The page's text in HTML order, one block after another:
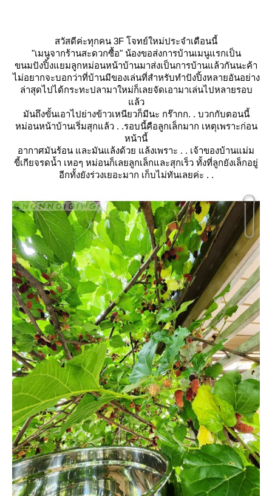
สวัสดีค่ะทุกคน 3F โจทย์ใหม่ประจำเดือนนี้
"เมนูจากร้านสะดวกซื้อ" น้องขอส่งการบ้านเมนูแรกเป็น
ขนมปังปิ้งแยมลูกหม่อนหน้าบ้านมาส่งเป็นการบ้านแล้วกันนะค้า
ไม่อยากจะบอกว่าที่บ้านมีของเล่นที่สำหรับทำปังปิ้งหลายอันอย่าง
ล่าสุดไปได้กระทะปลามาใหม่ก็เลยจัดเอามาเล่นไปหลายรอบ
ล้ว
มันถึงขั้นเอาไปย่างข้าวเหนียวก็มีนะ กร๊ากก. . บวกกับตอนนี้
หม่อนหน้าบ้านเริ่มสุกแล้ว . .รอบนี้คือลูกเล็กมาก เหตุเพราะก่อน
หน้านี้
อากาศมันร้อน และมันแล้งด้วย แล้งเพราะ . . เจ้าของบ้านแม่ม
ขี้เกียจรดน้ำ เหอๆ หม่อนก็เลยลูกเล็กและสุกเร็ว ทั้งที่ลูกยังเล็กอยู่
อีกทั้งยังร่วงเยอะมาก เก็บไม่ทันเลยค่ะ . .